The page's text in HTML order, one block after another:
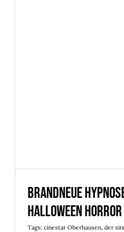
Brandneue
Halloween
Tags: cinestar Oberhausen, der